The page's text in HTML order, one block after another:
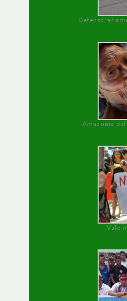
Defensoras
Amazonía
Vale